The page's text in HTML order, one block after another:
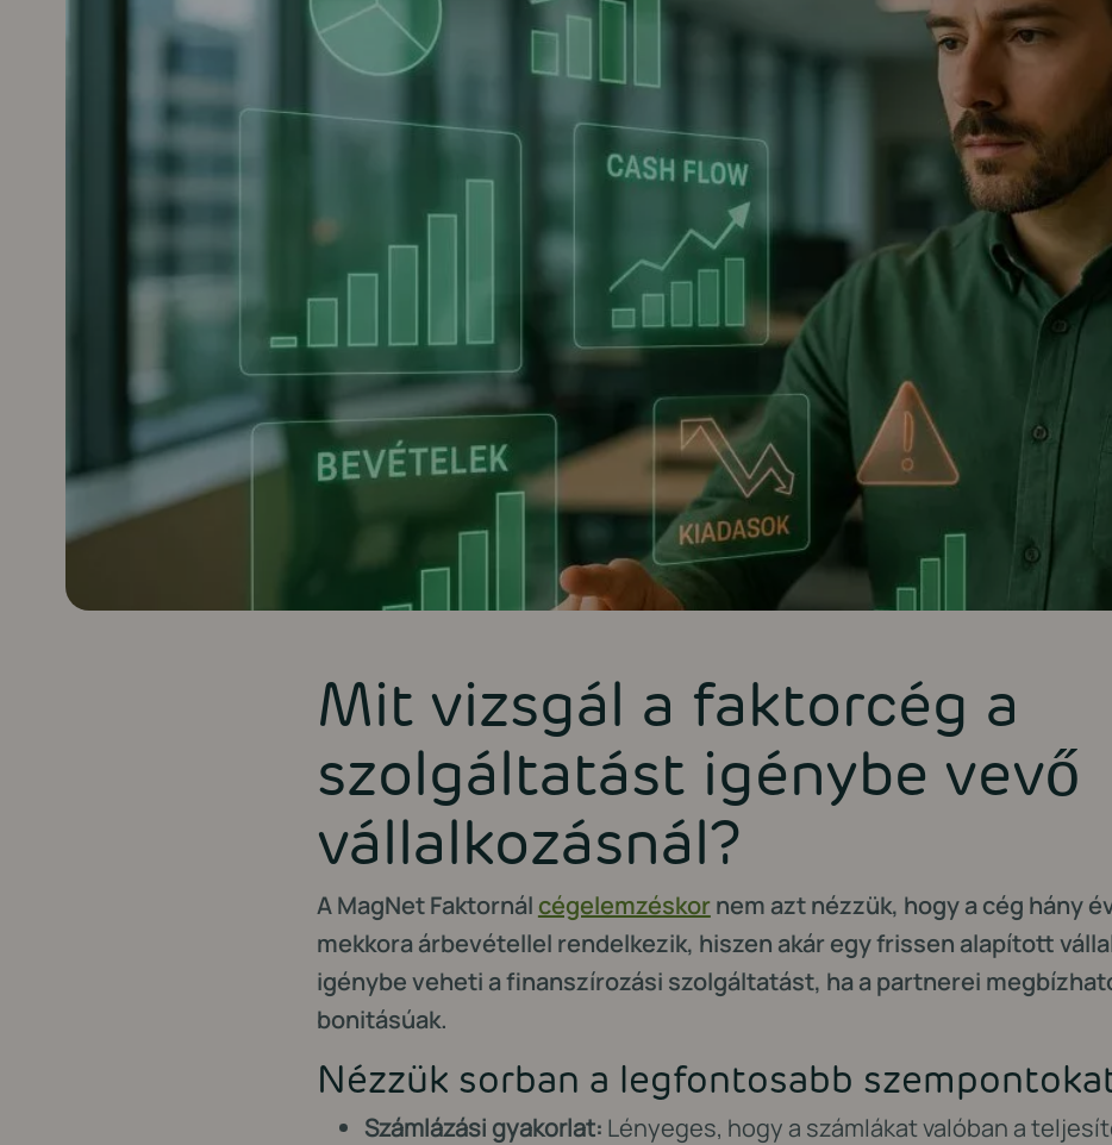
Mit vizsgál a faktorcég a
szolgáltatást igénybe vevő
vállalkozásnál?
A MagNet Faktornál cégelemzéskornem azt nézzük, hogy a cég hány
mekkora árbevétellel rendelkezik, hiszen akár egy frissen alapított
igénybe veheti a finanszírozási szolgáltatást, ha a partnerei
bonitásúak.
Nézzük sorban a legfontosabb
Számlázási gyakorlat: Lényeges, hogy a számlákat valóban a